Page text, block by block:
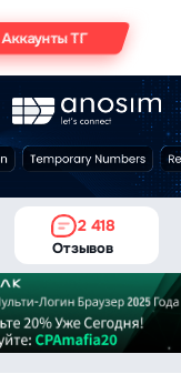
Аккаунты ТГ
2 418
Отзывов